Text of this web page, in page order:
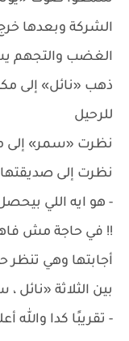
الشركة وبعدها
الغضب والتجهم
ذهب «نائل» إلى
للرحيل
نظرت «سمر» إلى
نظرت إلى صديقتها
- هو ايه اللي
!! في حاجة مش
أجابتها وهي تنظر
بين الثلاثة «نائل
- تقريبًا كدا والله